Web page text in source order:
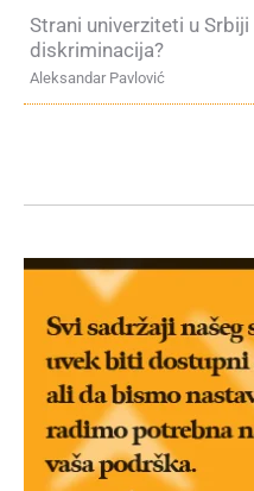
Strani univerziteti u
diskriminacija?
Aleksandar Pavlović